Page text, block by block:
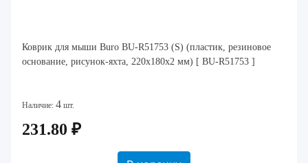
Коврик для мыши Buro BU-R51753 (S) (пластик, резиновое
основание, рисунок-яхта, 220x180x2 мм) [ BU-R51753 ]
Наличие: 4 шт.
231.80 ₽